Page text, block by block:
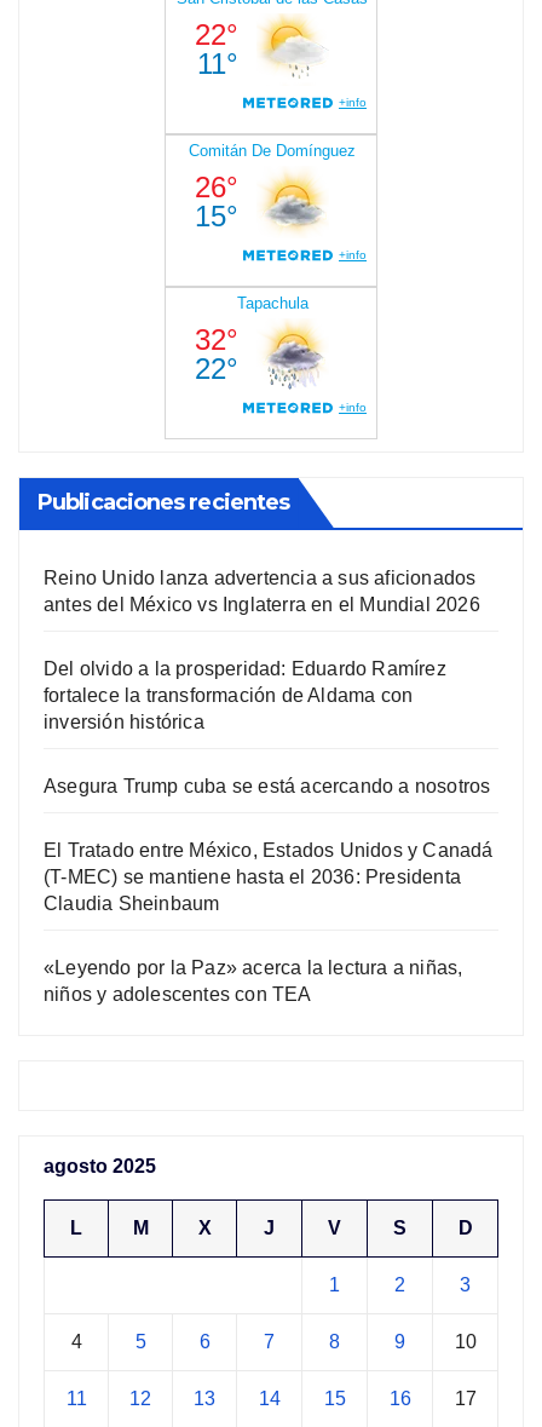
Publicaciones recientes
Reino Unido lanza advertencia a sus aficionados
antes del México vs Inglaterra en el Mundial 2026
Del olvido a la prosperidad: Eduardo Ramírez
fortalece la transformación de Aldama con
inversión histórica
Asegura Trump cuba se está acercando a nosotros
El Tratado entre México, Estados Unidos y Canadá
(T-MEC) se mantiene hasta el 2036: Presidenta
Claudia Sheinbaum
«Leyendo por la Paz» acerca la lectura a niñas,
niños y adolescentes con TEA
agosto 2025
L M X J V S D
1 2 3
4 5 6 7 8 9 10
11 12 13 14 15 16 17